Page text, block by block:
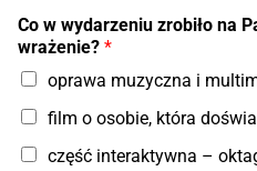
Co w wydarzeniu zrobiło na
wrażenie? *
oprawa muzyczna i
film o osobie, która
część interaktywna –